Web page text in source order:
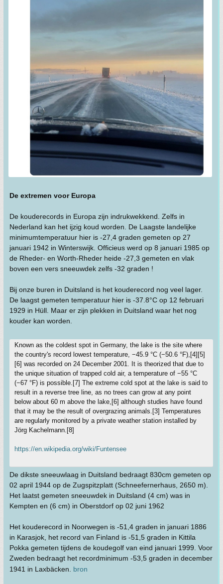
De extremen voor Europa
De kouderecords in Europa zijn indrukwekkend. Zelfs in
Nederland kan het ijzig koud worden. De Laagste landelijke
minimumtemperatuur hier is -27,4 graden gemeten op 27
januari 1942 in Winterswijk. Officieus werd op 8 januari 1985 op
de Rheder- en Worth-Rheder heide -27,3 gemeten en vlak
boven een vers sneeuwdek zelfs -32 graden !
Bij onze buren in Duitsland is het kouderecord nog veel lager.
De laagst gemeten temperatuur hier is -37.8°C op 12 februari
1929 in Hüll. Maar er zijn plekken in Duitsland waar het nog
kouder kan worden.
Known as the coldest spot in Germany, the lake is the site where
the country's record lowest temperature, −45.9 °C (−50.6 °F),[4][5]
[6] was recorded on 24 December 2001. It is theorized that due to
the unique situation of trapped cold air, a temperature of −55 °C
(−67 °F) is possible.[7] The extreme cold spot at the lake is said to
result in a reverse tree line, as no trees can grow at any point
below about 60 m above the lake,[6] although studies have found
that it may be the result of overgrazing animals.[3] Temperatures
are regularly monitored by a private weather station installed by
Jörg Kachelmann.[8]
https://en.wikipedia.org/wiki/Funtensee
De dikste sneeuwlaag in Duitsland bedraagt 830cm gemeten op
02 april 1944 op de Zugspitzplatt (Schneefernerhaus, 2650 m).
Het laatst gemeten sneeuwdek in Duitsland (4 cm) was in
Kempten en (6 cm) in Oberstdorf op 02 juni 1962
Het kouderecord in Noorwegen is -51,4 graden in januari 1886
in Karasjok, het record van Finland is -51,5 graden in Kittila
Pokka gemeten tijdens de koudegolf van eind januari 1999. Voor
Zweden bedraagt het recordminimum -53,5 graden in december
1941 in Laxbäcken. bron